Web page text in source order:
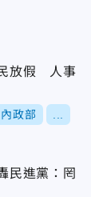
放假 人事
內政部
民進黨：罔